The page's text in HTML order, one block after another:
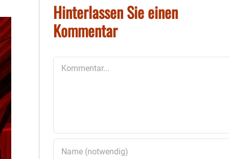
Hinterlassen Sie einen
Kommentar